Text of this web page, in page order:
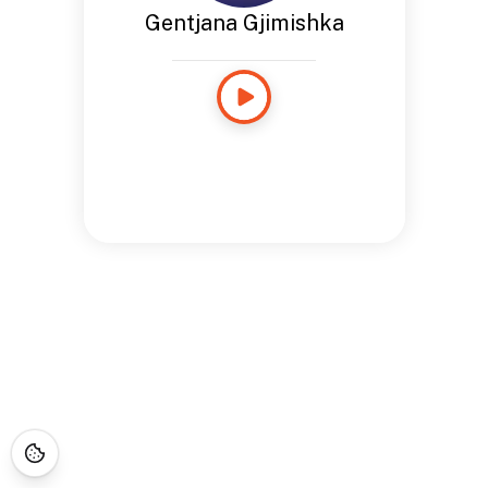
Gentjana Gjimishka